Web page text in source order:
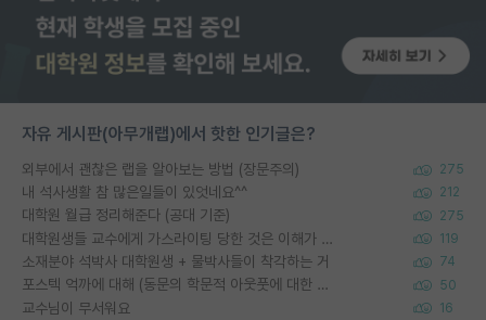
자유 게시판(아무개랩)에서 핫한 인기글은?
외부에서 괜찮은 랩을 알아보는 방법 (장문주의) 275
내 석사생활 참 많은일들이 있엇네요^^ 212
대학원 월급 정리해준다 (공대 기준) 275
대학원생들 교수에게 가스라이팅 당한 것은 이해가 갑니다. 안타깝네요. 119
소재분야 석박사 대학원생 + 물박사들이 착각하는 거 74
포스텍 억까에 대해 (동문의 학문적 아웃풋에 대한 반박) 50
교수님이 무서워요 16